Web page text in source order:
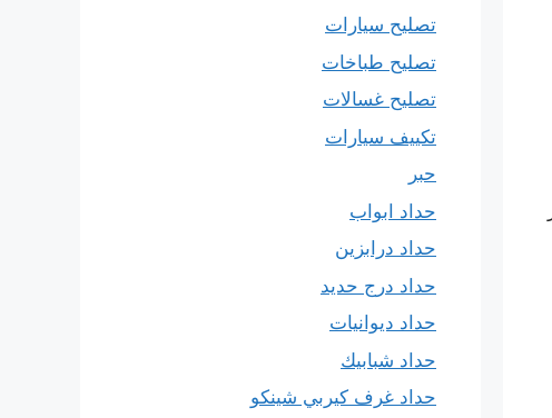
تصليح سيارات
تصليح طباخات
تصليح غسالات
تكييف سيارات
حبر
حداد ابواب
حداد درابزين
حداد درج حديد
حداد ديوانيات
حداد شبابيك
حداد غرف كيربي شينكو